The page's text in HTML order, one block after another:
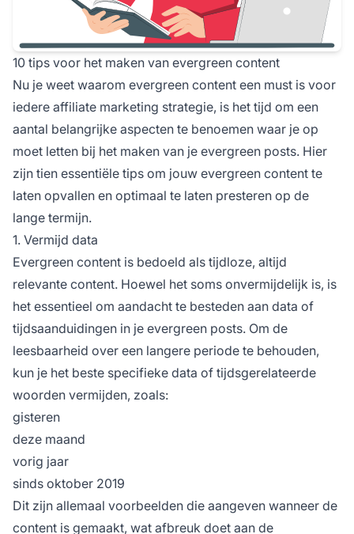
10 tips voor het maken van evergreen content
Nu je weet waarom evergreen content een must is voor
iedere affiliate marketing strategie, is het tijd om een
aantal belangrijke aspecten te benoemen waar je op
moet letten bij het maken van je evergreen posts. Hier
zijn tien essentiële tips om jouw evergreen content te
laten opvallen en optimaal te laten presteren op de
lange termijn.
1. Vermijd data
Evergreen content is bedoeld als tijdloze, altijd
relevante content. Hoewel het soms onvermijdelijk is, is
het essentieel om aandacht te besteden aan data of
tijdsaanduidingen in je evergreen posts. Om de
leesbaarheid over een langere periode te behouden,
kun je het beste specifieke data of tijdsgerelateerde
woorden vermijden, zoals:
gisteren
deze maand
vorig jaar
sinds oktober 2019
Dit zijn allemaal voorbeelden die aangeven wanneer de
content is gemaakt, wat afbreuk doet aan de